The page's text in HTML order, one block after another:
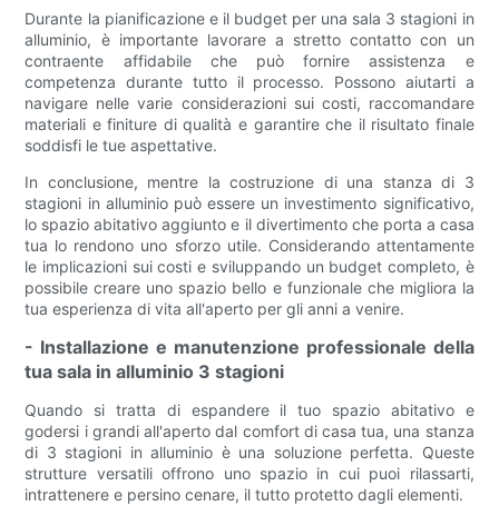
Durante la pianificazione e il budget per una sala 3 stagioni in
alluminio, è importante lavorare a stretto contatto con un
contraente affidabile che può fornire assistenza e
competenza durante tutto il processo. Possono aiutarti a
navigare nelle varie considerazioni sui costi, raccomandare
materiali e finiture di qualità e garantire che il risultato finale
soddisfi le tue aspettative.
In conclusione, mentre la costruzione di una stanza di 3
stagioni in alluminio può essere un investimento significativo,
lo spazio abitativo aggiunto e il divertimento che porta a casa
tua lo rendono uno sforzo utile. Considerando attentamente
le implicazioni sui costi e sviluppando un budget completo, è
possibile creare uno spazio bello e funzionale che migliora la
tua esperienza di vita all'aperto per gli anni a venire.
- Installazione e manutenzione professionale della
tua sala in alluminio 3 stagioni
Quando si tratta di espandere il tuo spazio abitativo e
godersi i grandi all'aperto dal comfort di casa tua, una stanza
di 3 stagioni in alluminio è una soluzione perfetta. Queste
strutture versatili offrono uno spazio in cui puoi rilassarti,
intrattenere e persino cenare, il tutto protetto dagli elementi.